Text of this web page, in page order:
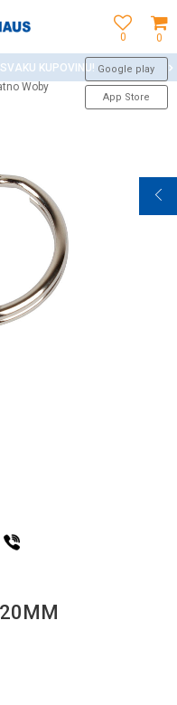
0
0
Woby
Google play
App Store
KUPOVINU!